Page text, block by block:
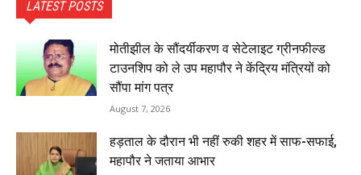
LATEST POSTS
मोतीझील के सौंदर्यीकरण व सेटेलाइट ग्रीनफील्ड
टाउनशिप को ले उप महापौर ने केंद्रिय मंत्रियों को
सौंपा मांग पत्र
August 7, 2026
हड़ताल के दौरान भी नहीं रुकी शहर में साफ-सफाई,
महापौर ने जताया आभार